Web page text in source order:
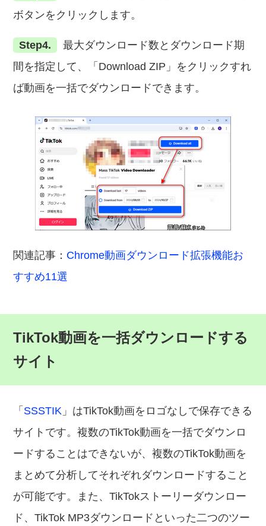
ボタンをクリックします。
Step4.
最大ダウンロード数とダウンロード期
間を指定して、「Download ZIP」をクリックすれ
ば動画を一括でダウンロードできます。
関連記事： Chrome動画ダウンロード拡張機能お
すすめ11選
TikTok動画を一括ダウンロードする
サイト
「 SSSTIK 」はTikTok動画をロゴなしで保存できる
サイトです。複数のTikTok動画を一括でダウンロ
ードすることはできないが、複数のTikTok動画を
まとめて分析してそれぞれダウンロードすること
が可能です。また、TikTokストーリーダウンロー
ド、TikTok MP3ダウンロードといった二つのツー